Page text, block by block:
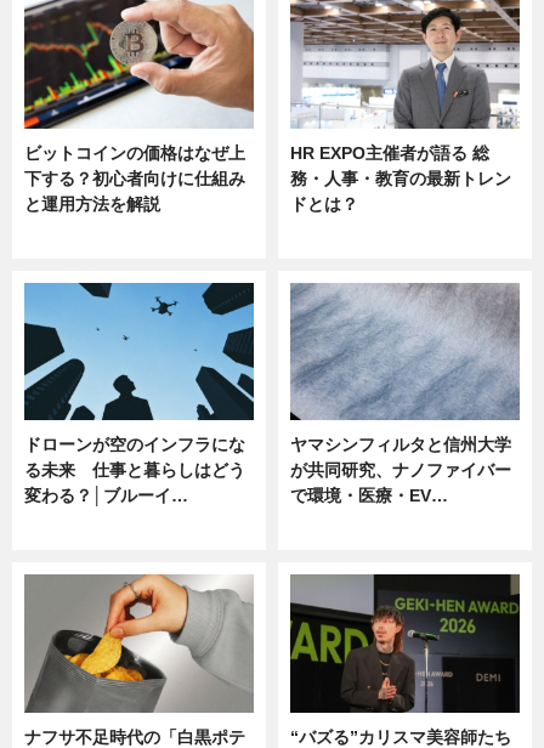
ビットコインの価格はなぜ上
下する？初心者向けに仕組み
と運用方法を解説
HR EXPO主催者が語る 総
務・人事・教育の最新トレン
ドとは？
ドローンが空のインフラにな
る未来 仕事と暮らしはどう
変わる？│ブルーイ…
ヤマシンフィルタと信州大学
が共同研究、ナノファイバー
で環境・医療・EV…
ナフサ不足時代の「白黒ポテ
“バズる”カリスマ美容師たち